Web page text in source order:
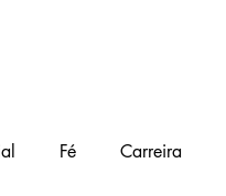
Fé Carreira